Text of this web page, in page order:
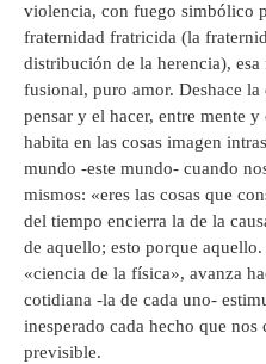
violencia, con fuego simbólico
fraternidad fratricida (la
distribución de la herencia),
fusional, puro amor. Deshace
pensar y el hacer, entre mente
habita en las cosas imagen
mundo -este mundo- cuando
mismos: «eres las cosas que
del tiempo encierra la de la
de aquello; esto porque
«ciencia de la física», avanza
cotidiana -la de cada uno-
inesperado cada hecho que
previsible.